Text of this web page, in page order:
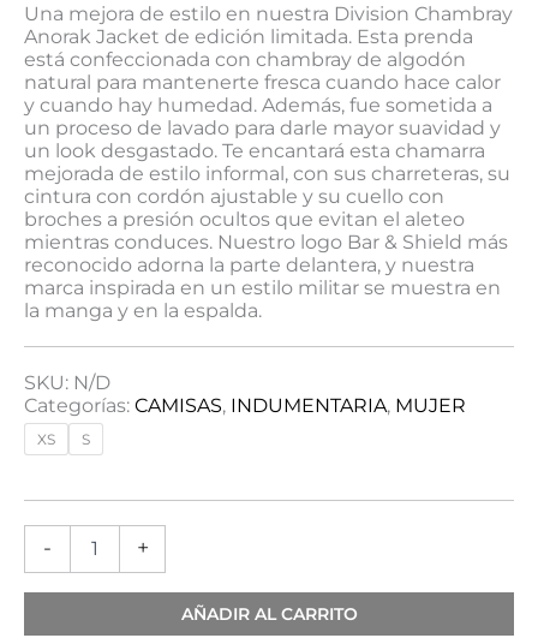
Una mejora de estilo en nuestra Division Chambray
Anorak Jacket de edición limitada. Esta prenda
está confeccionada con chambray de algodón
natural para mantenerte fresca cuando hace calor
y cuando hay humedad. Además, fue sometida a
un proceso de lavado para darle mayor suavidad y
un look desgastado. Te encantará esta chamarra
mejorada de estilo informal, con sus charreteras, su
cintura con cordón ajustable y su cuello con
broches a presión ocultos que evitan el aleteo
mientras conduces. Nuestro logo Bar & Shield más
reconocido adorna la parte delantera, y nuestra
marca inspirada en un estilo militar se muestra en
la manga y en la espalda.
SKU: N/D
Categorías: CAMISAS, INDUMENTARIA, MUJER
XS S
- +
AÑADIR AL CARRITO